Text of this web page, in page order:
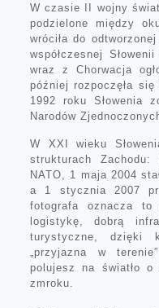
W czasie II wojny
podzielone między
wróciła do
współczesnej
wraz z Chorwacja
później rozpoczęła
1992 roku Słowenia
Narodów
W XXI wieku
strukturach
NATO, 1 maja 2004
a 1 stycznia 2007
fotografa oznacza to
logistykę, dobrą
turystyczne, dzięki
„przyjazna w
polujesz na światło
zmroku.